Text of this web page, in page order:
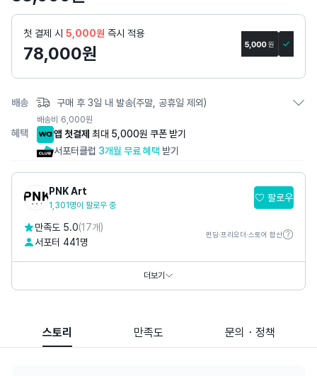
상
지
첫 결제 시 5,000원 즉시 적용
78,000원
배송 구매 후 3일 내 발송(주말, 공휴일 제외)
배송비 6,000원
혜택 앱 첫결제 최대 5,000원 쿠폰 받기
서포터클럽 3개월 무료 혜택 받기
PNK Art
1,301명이 팔로우 중
팔로우
만족도 5.0(17개)
서포터 441명
펀딩·프리오더·스토어 합산
https://www.thepetitmusee.com
더보기
스토리 만족도 문의・정책